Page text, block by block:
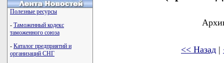
Полезные ресурсы
- Таможенный кодекс
таможенного союза
- Каталог предприятий и
организаций СНГ
<< Назад |